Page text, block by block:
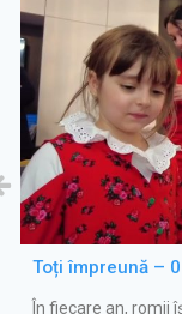
Toți împreună –
În fiecare an, romii